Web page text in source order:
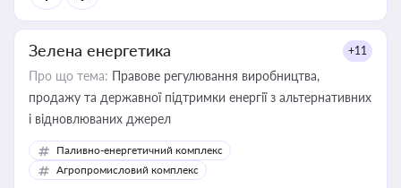
Зелена енергетика +11
Про що тема: Правове регулювання виробництва,
продажу та державної підтримки енергії з альтернативних
і відновлюваних джерел
Паливно-енергетичний комплекс
Агропромисловий комплекс